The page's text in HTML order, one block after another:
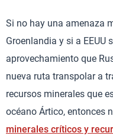
Si no hay una amenaza
Groenlandia y si a EEUU
aprovechamiento que
nueva ruta transpolar a
recursos minerales que
océano Ártico, entonces
minerales críticos y